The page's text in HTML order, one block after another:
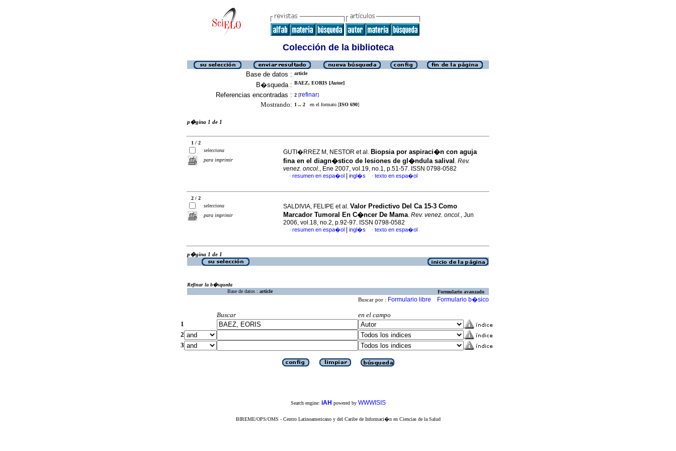
Colección de la biblioteca
Base de datos : article
B�squeda : BAEZ, EORIS [Autor]
Referencias encontradas : 2 [refinar]
Mostrando: 1 .. 2 en el formato [ISO 690]
p�gina 1 de 1
1 / 2
selecciona
para imprimir
GUTI�RREZ M, NESTOR et al. Biopsia por aspiraci�n con aguja
fina en el diagn�stico de lesiones de gl�ndula salival . Rev.
venez. oncol., Ene 2007, vol.19, no.1, p.51-57. ISSN 0798-0582
· resumen en espa�ol ingl�s · texto en espa�ol
2 / 2
selecciona
para imprimir
SALDIVIA, FELIPE et al. Valor Predictivo Del Ca 15-3 Como
Marcador Tumoral En C�ncer De Mama. Rev. venez. oncol., Jun
2006, vol.18, no.2, p.92-97. ISSN 0798-0582
· resumen en espa�ol ingl�s · texto en espa�ol
p�gina 1 de 1
Refinar la b�squeda
Base de datos : article Formulario avanzado
Buscar por : Formulario libre Formulario b�sico
Buscar
en el campo
1
2
3
Search engine: iAH powered by WWWISIS
BIREME/OPS/OMS - Centro Latinoamericano y del Caribe de Informaci�n en Ciencias de la Salud